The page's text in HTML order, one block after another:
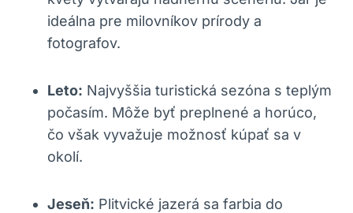
ideálna pre milovníkov prírody a
fotografov.
Leto: Najvyššia turistická sezóna s teplým
počasím. Môže byť preplnené a horúco,
čo však vyvažuje možnosť kúpať sa v
okolí.
Jeseň: Plitvické jazerá sa farbia do